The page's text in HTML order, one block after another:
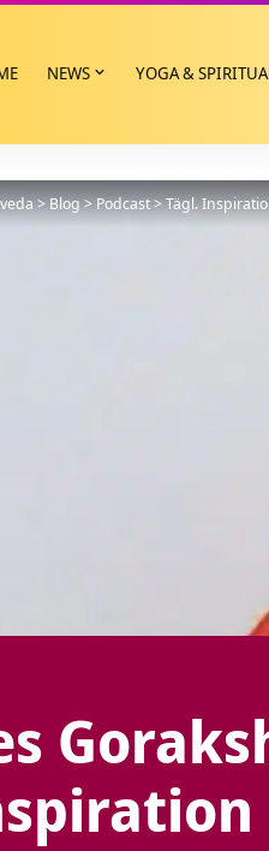
NEWS YOGA &
>Blog>Podcast>Tägl.